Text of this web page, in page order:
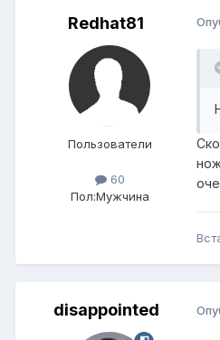
Redhat81
Пользователи
60
Пол:Мужчина
disappointed